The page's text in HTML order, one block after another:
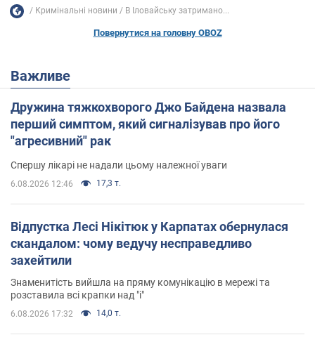
Кримінальні новини В Іловайську затримано...
Повернутися на головну OBOZ
Важливе
Дружина тяжкохворого Джо Байдена назвала
перший симптом, який сигналізував про його
"агресивний" рак
Спершу лікарі не надали цьому належної уваги
6.08.2026 12:46 17,3 т.
Відпустка Лесі Нікітюк у Карпатах обернулася
скандалом: чому ведучу несправедливо
захейтили
Знаменитість вийшла на пряму комунікацію в мережі та
розставила всі крапки над "і"
6.08.2026 17:32 14,0 т.